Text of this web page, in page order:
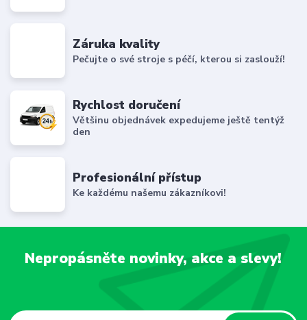
Záruka kvality
Pečujte o své stroje s péčí, kterou si zaslouží!
Rychlost doručení
Většinu objednávek expedujeme ještě tentýž
den
Profesionální přístup
Ke každému našemu zákazníkovi!
Nepropásněte novinky, akce a slevy!